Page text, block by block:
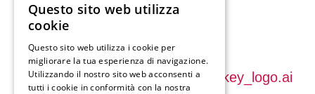
SLOVENIAN
GERMAN
ITALIAN
Questo sito web utilizza
cookie
Questo sito web utilizza i cookie per
migliorare la tua esperienza di navigazione.
Utilizzando il nostro sito web acconsenti a
tutti i cookie in conformità con la nostra